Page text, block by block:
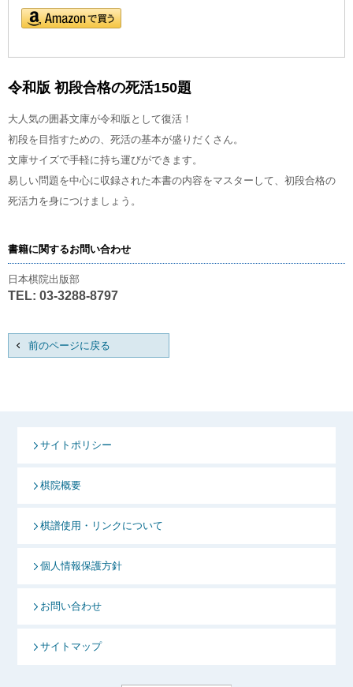
令和版 初段合格の死活150題
大人気の囲碁文庫が令和版として復活！
初段を目指すための、死活の基本が盛りだくさん。
文庫サイズで手軽に持ち運びができます。
易しい問題を中心に収録された本書の内容をマスターして、初段合格の
死活力を身につけましょう。
書籍に関するお問い合わせ
日本棋院出版部
TEL: 03-3288-8797
前のページに戻る
サイトポリシー
棋院概要
棋譜使用・リンクについて
個人情報保護方針
お問い合わせ
サイトマップ